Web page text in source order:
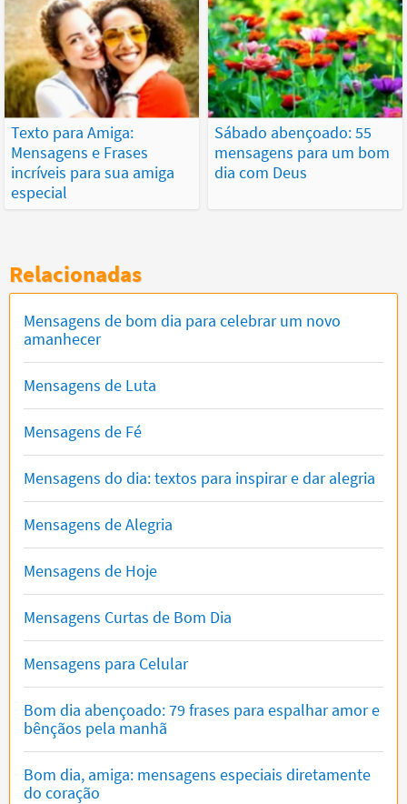
Texto para Amiga:
Mensagens e Frases
incríveis para sua amiga
especial
Sábado abençoado: 55
mensagens para um bom
dia com Deus
Relacionadas
Mensagens de bom dia para celebrar um novo
amanhecer
Mensagens de Luta
Mensagens de Fé
Mensagens do dia: textos para inspirar e dar alegria
Mensagens de Alegria
Mensagens de Hoje
Mensagens Curtas de Bom Dia
Mensagens para Celular
Bom dia abençoado: 79 frases para espalhar amor e
bênçãos pela manhã
Bom dia, amiga: mensagens especiais diretamente
do coração